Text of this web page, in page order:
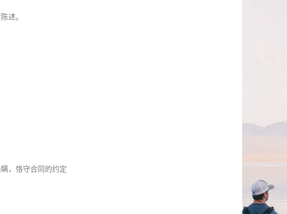
述。
，恪守合同的约定